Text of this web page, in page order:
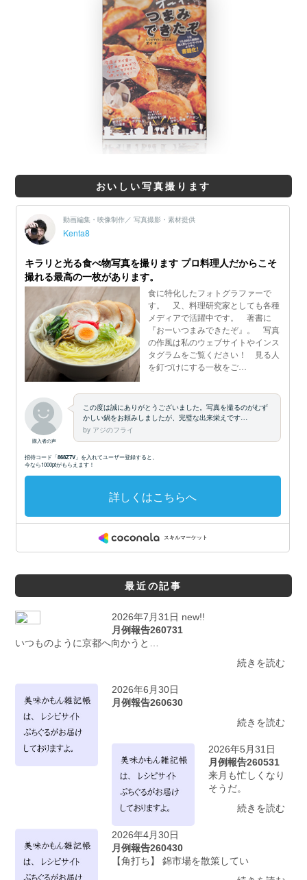
おいしい写真撮ります
最近の記事
2026年7月31日 new!!
月例報告260731
いつものように京都へ向かうと…
続きを読む
2026年6月30日
月例報告260630
続きを読む
2026年5月31日
月例報告260531
来月も忙しくなり
そうだ。
続きを読む
2026年4月30日
月例報告260430
【角打ち】 錦市場を散策してい